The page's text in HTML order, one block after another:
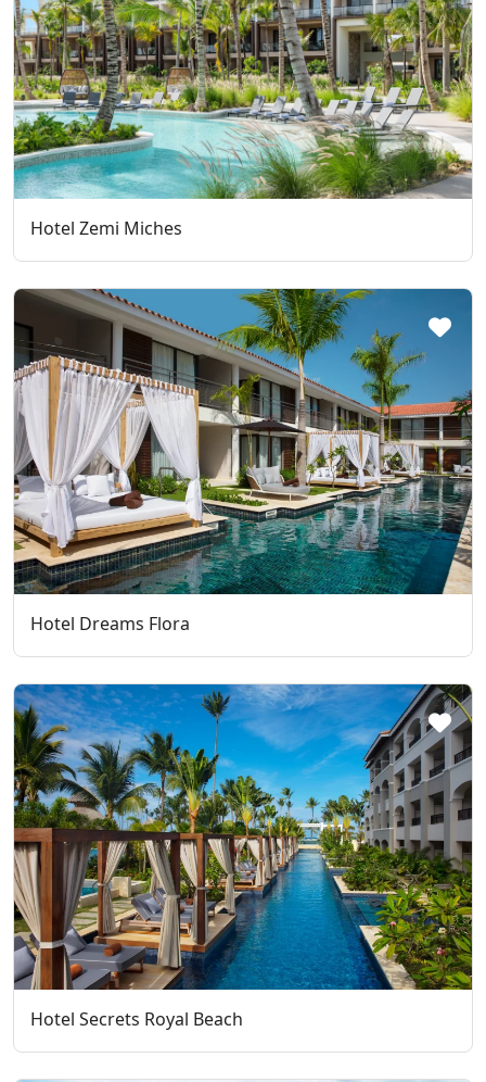
Hotel Zemi Miches
Hotel Dreams Flora
Hotel Secrets Royal Beach